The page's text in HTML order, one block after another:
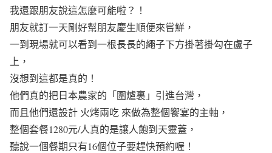
我還跟朋友說這怎麼可能啦？！
朋友就訂一天剛好幫朋友慶生順便來嘗鮮，
一到現場就可以看到一根長長的繩子下方掛著掛勾在盧子
上，
沒想到這都是真的！
他們真的把日本農家的「圍爐裏」引進台灣，
而且他們還設計 火烤兩吃 來做為整個饗宴的主軸，
整個套餐1280元/人真的是讓人飽到天靈蓋，
聽說一個餐期只有16個位子要趕快預約喔！